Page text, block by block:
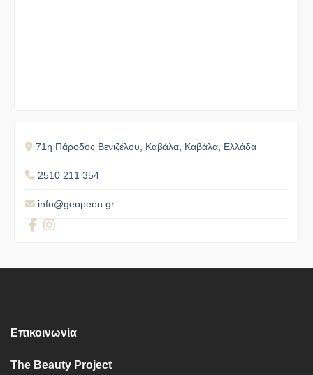
71η Πάροδος Βενιζέλου, Καβάλα, Καβάλα, Ελλάδα
2510 211 354
info@geopeen.gr
Επικοινωνία
The Beauty Project